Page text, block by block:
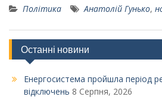
Політика Анатолій Гунько,
Останні новини
Енергосистема пройшла період
відключень 8 Серпня, 2026